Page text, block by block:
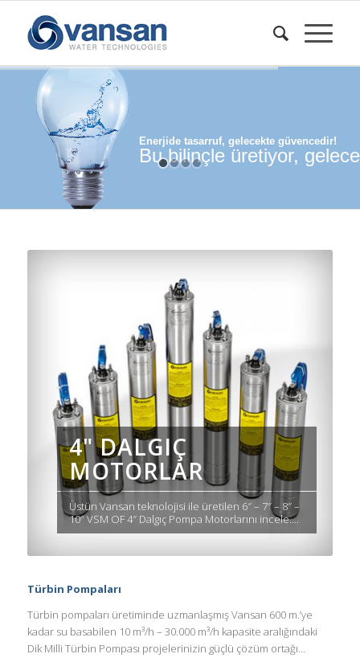
Enerjide tasarruf, gelecekte güvencedir!
Bu bilinçle üretiyor,
4" DALGIÇ
MOTORLAR
Üstün Vansan teknolojisi ile üretilen 6″ – 7″ – 8″ –
10″ VSM OF 4″ Dalgıç Pompa Motorlarını incele….
Türbin Pompaları
Türbin pompaları üretiminde uzmanlaşmış Vansan 600 m.’ye
kadar su basabilen 10 m³/h – 30.000 m³/h kapasite aralığındaki
Dik Milli Türbin Pompası projelerinizin güçlü çözüm ortağı…